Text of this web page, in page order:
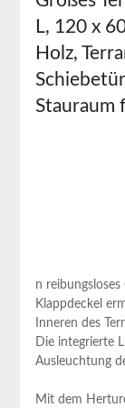
L, 120 x
Holz,
Stauraum
n
Klappdeckel
Inneren des
Die integrierte
Ausleuchtung
Mit dem